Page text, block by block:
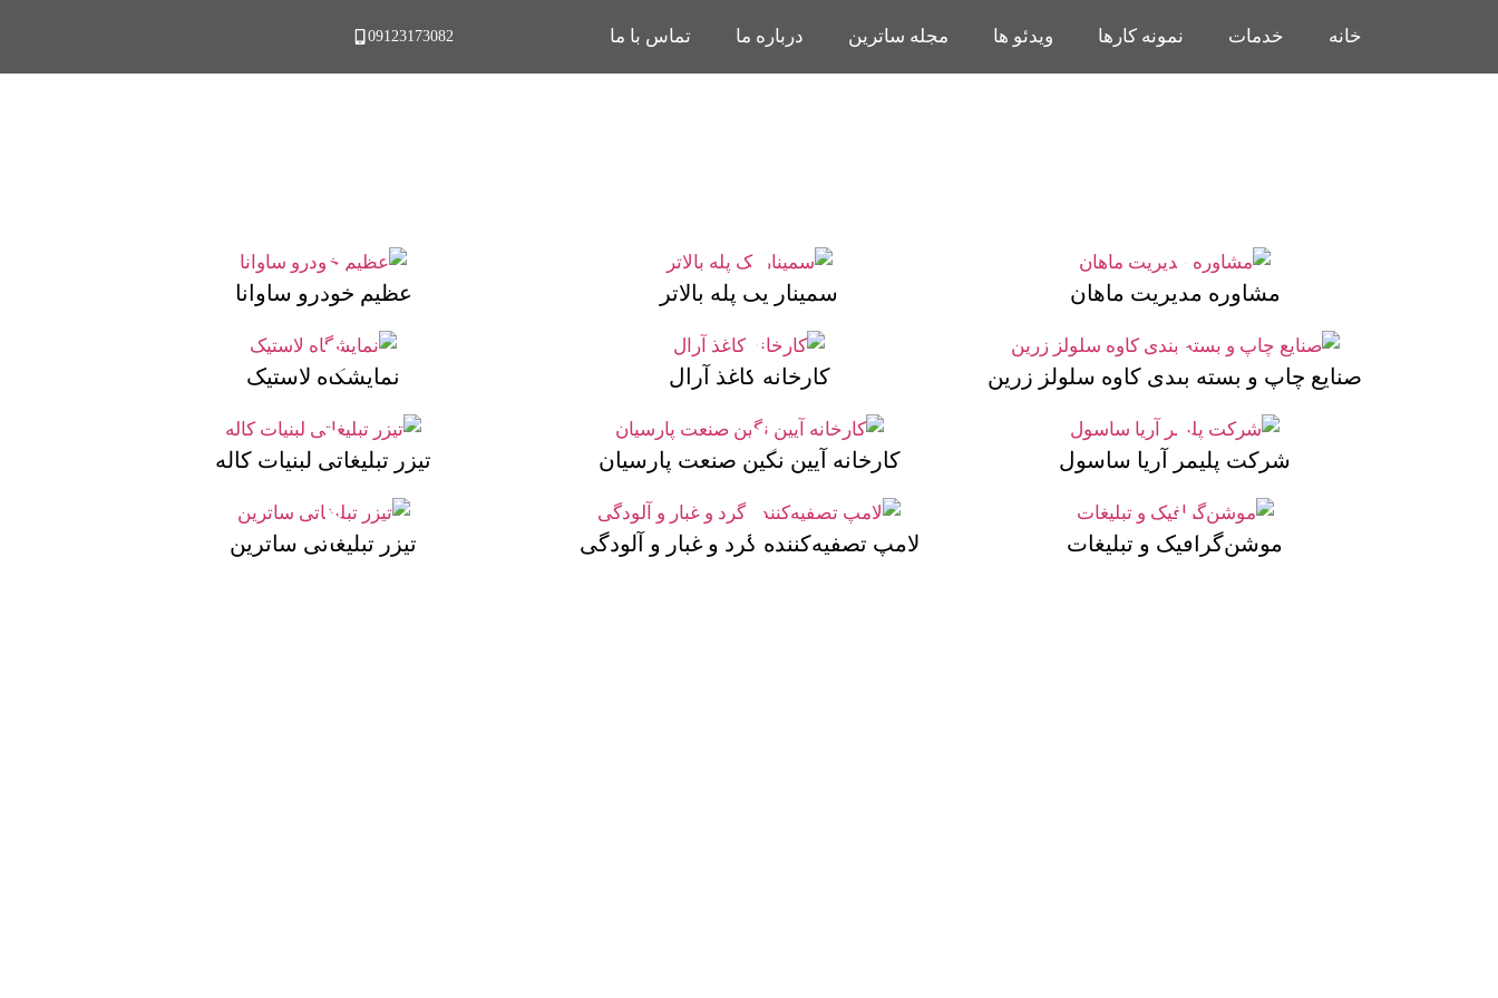
خانه خدمات نمونه کارها ویدئو ها مجله ساترین درباره ما تماس با ما 09123173082
مشاوره مدیریت ماهان سمینار یک پله بالاتر عظیم خودرو ساوانا
صنایع چاپ و بسته بندی کاوه سلولز زرین کارخانه کاغذ آرال نمایشگاه لاستیک
شرکت پلیمر آریا ساسول کارخانه آیین نگین صنعت پارسیان تیزر تبلیغاتی لبنیات کاله
موشن‌گرافیک و تبلیغات لامپ تصفیه‌کننده گرد و غبار و آلودگی تیزر تبلیغاتی ساترین